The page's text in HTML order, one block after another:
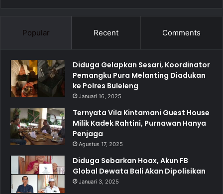
Popular Recent Comments
Diduga Gelapkan Sesari, Koordinator
Pemangku Pura Melanting Diadukan
ke Polres Buleleng
Januari 16, 2025
Ternyata Vila Kintamani Guest House
Milik Kadek Rahtini, Purnawan Hanya
Penjaga
Agustus 17, 2025
Diduga Sebarkan Hoax, Akun FB
Global Dewata Bali Akan Dipolisikan
Januari 3, 2025